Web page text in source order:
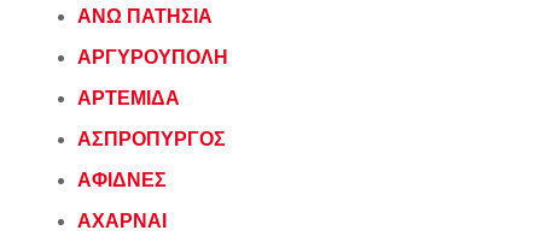
ΑΝΩ ΠΑΤΗΣΙΑ
ΑΡΓΥΡΟΥΠΟΛΗ
ΑΡΤΕΜΙΔΑ
ΑΣΠΡΟΠΥΡΓΟΣ
ΑΦΙΔΝΕΣ
ΑΧΑΡΝΑΙ